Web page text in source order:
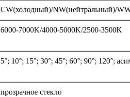
CW(холодный)/NW(нейтральный)/
6000-7000K/4000-5000K/2500-3500K
5°; 10°; 15°; 30°; 45°; 60°; 90°; 120°;
прозрачное стекло